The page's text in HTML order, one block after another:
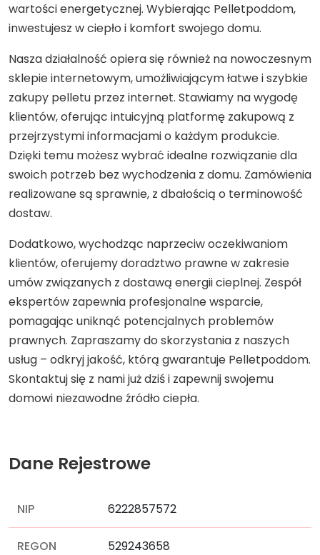
wartości energetycznej. Wybierając Pelletpoddom,
inwestujesz w ciepło i komfort swojego domu.
Nasza działalność opiera się również na nowoczesnym
sklepie internetowym, umożliwiającym łatwe i szybkie
zakupy pelletu przez internet. Stawiamy na wygodę
klientów, oferując intuicyjną platformę zakupową z
przejrzystymi informacjami o każdym produkcie.
Dzięki temu możesz wybrać idealne rozwiązanie dla
swoich potrzeb bez wychodzenia z domu. Zamówienia
realizowane są sprawnie, z dbałością o terminowość
dostaw.
Dodatkowo, wychodząc naprzeciw oczekiwaniom
klientów, oferujemy doradztwo prawne w zakresie
umów związanych z dostawą energii cieplnej. Zespół
ekspertów zapewnia profesjonalne wsparcie,
pomagając uniknąć potencjalnych problemów
prawnych. Zapraszamy do skorzystania z naszych
usług – odkryj jakość, którą gwarantuje Pelletpoddom.
Skontaktuj się z nami już dziś i zapewnij swojemu
domowi niezawodne źródło ciepła.
Dane Rejestrowe
NIP 6222857572
REGON 529243658